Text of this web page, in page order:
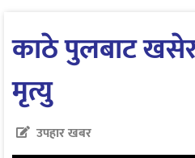
काठे पुलबाट
मृत्यु
उपहार खबर